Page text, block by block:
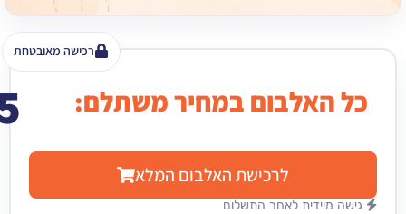
רכישה מאובטחת
האלבום במחיר משתלם: ₪ 15
לרכישת האלבום המלא
מיידית לאחר התשלום